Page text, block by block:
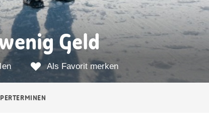
Geld
Als Favorit merken